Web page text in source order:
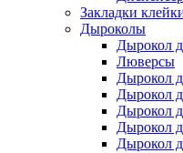
Закладки
Дыроколы
Дырокол
Люверсы
Дырокол
Дырокол
Дырокол
Дырокол
Дырокол